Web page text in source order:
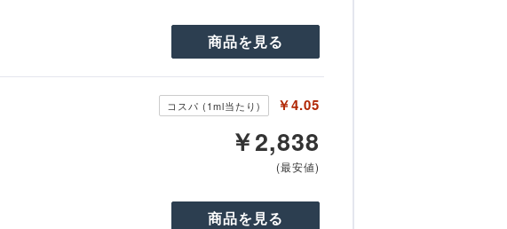
商品を見る
コスパ (1ml当たり) ￥4.05
￥2,838
(最安値)
商品を見る